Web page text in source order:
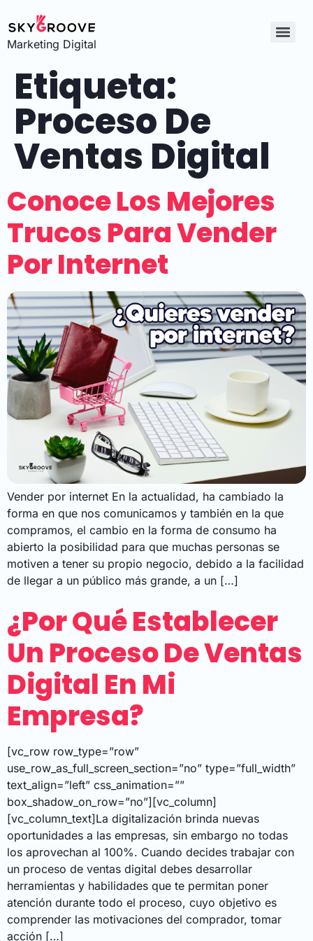
Marketing Digital
Etiqueta:
Proceso De
Ventas Digital
Conoce Los Mejores
Trucos Para Vender
Por Internet
Vender por internet En la actualidad, ha cambiado la
forma en que nos comunicamos y también en la que
compramos, el cambio en la forma de consumo ha
abierto la posibilidad para que muchas personas se
motiven a tener su propio negocio, debido a la facilidad
de llegar a un público más grande, a un […]
¿Por Qué Establecer
Un Proceso De Ventas
Digital En Mi
Empresa?
[vc_row row_type=”row”
use_row_as_full_screen_section=”no” type=”full_width”
text_align=”left” css_animation=””
box_shadow_on_row=”no”][vc_column]
[vc_column_text]La digitalización brinda nuevas
oportunidades a las empresas, sin embargo no todas
los aprovechan al 100%. Cuando decides trabajar con
un proceso de ventas digital debes desarrollar
herramientas y habilidades que te permitan poner
atención durante todo el proceso, cuyo objetivo es
comprender las motivaciones del comprador, tomar
acción […]